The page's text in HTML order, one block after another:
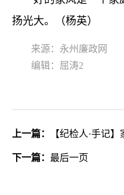
扬光大。（杨英）
来源：永州廉政网
编辑：屈涛2
上一篇： 【纪检人·手记
下一篇： 最后一页